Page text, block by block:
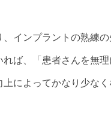
インプラントの熟練
ば、「患者さんを無
によってかなり少な